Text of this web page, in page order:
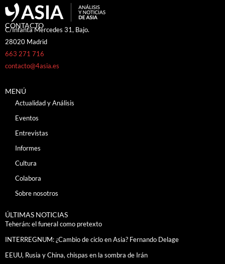
CONTACTO
C/Infanta Mercedes 31, Bajo.
28020 Madrid
663 271 716
contacto@4asia.es
MENÚ
Actualidad y Análisis
Eventos
Entrevistas
Informes
Cultura
Colabora
Sobre nosotros
ÚLTIMAS NOTICIAS
Teherán: el funeral como pretexto
INTERREGNUM: ¿Cambio de ciclo en Asia? Fernando Delage
EEUU, Rusia y China, chispas en la sombra de Irán